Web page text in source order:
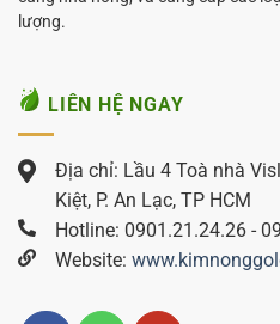
lượng.
LIÊN HỆ NGAY
Địa chỉ: Lầu 4 Toà nhà
Kiệt, P. An Lạc, TP HCM
Hotline: 0901.21.24.26 -
Website: